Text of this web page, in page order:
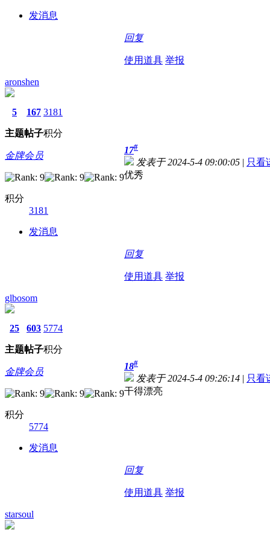
发消息
回复
使用道具 举报
aronshen
5
主题
167
帖子
3181
积分
金牌会员
积分
3181
发消息
17#
发表于 2024-5-4 09:00:05 | 只看
优秀
回复
使用道具 举报
glbosom
25
主题
603
帖子
5774
积分
金牌会员
积分
5774
发消息
18#
发表于 2024-5-4 09:26:14 | 只看
干得漂亮
回复
使用道具 举报
starsoul